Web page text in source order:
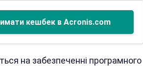
кешбек в Acronis.com
на забезпеченні програмного